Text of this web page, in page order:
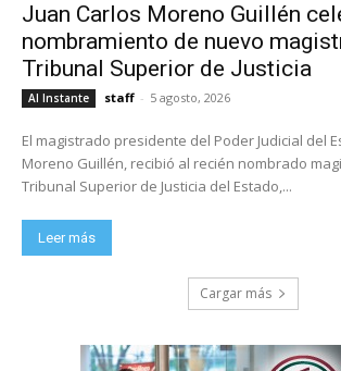
Juan Carlos Moreno Guillén
nombramiento de nuevo
Tribunal Superior de Justicia
Al Instante staff - 5 agosto, 2026
El magistrado presidente del Poder Judicial del
Moreno Guillén, recibió al recién nombrado
Tribunal Superior de Justicia del Estado,...
Leer más
Cargar más